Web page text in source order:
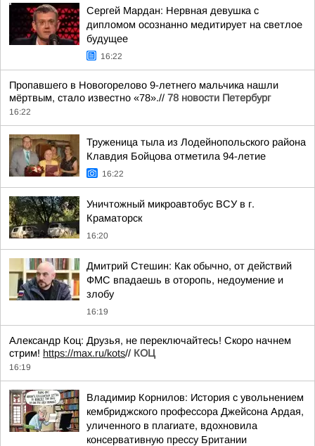
Сергей Мардан: Нервная девушка с
дипломом осознанно медитирует на светлое
будущее
16:22
Пропавшего в Новогорелово 9-летнего мальчика нашли
мёртвым, стало известно «78».// 78 новости Петербург
16:22
Труженица тыла из Лодейнопольского района
Клавдия Бойцова отметила 94-летие
16:22
Уничтожный микроавтобус ВСУ в г.
Краматорск
16:20
Дмитрий Стешин: Как обычно, от действий
ФМС впадаешь в оторопь, недоумение и
злобу
16:19
Александр Коц: Друзья, не переключайтесь! Скоро начнем
стрим! https://max.ru/kots// КОЦ
16:19
Владимир Корнилов: История с увольнением
кембриджского профессора Джейсона Ардая,
уличенного в плагиате, вдохновила
консервативную прессу Британии